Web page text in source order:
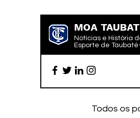
MOA
Notícias e História
Esporte de
Todos os